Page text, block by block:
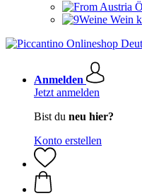
Wein
Anmelden
Jetzt anmelden
Bist du neu hier?
Konto erstellen